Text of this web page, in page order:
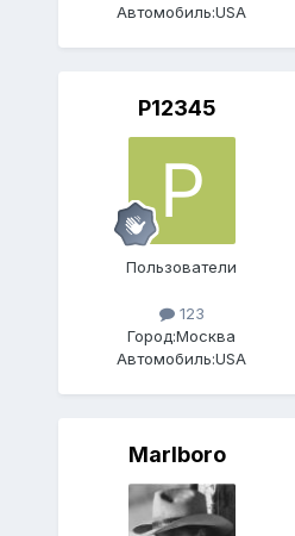
Автомобиль:USA
P12345
Пользователи
123
Город:Москва
Автомобиль:USA
Marlboro